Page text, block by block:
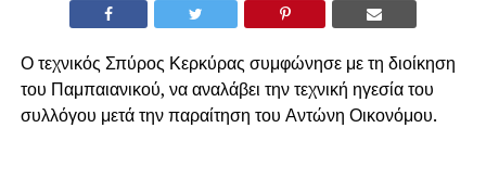
Ο τεχνικός Σπύρος Κερκύρας συμφώνησε με τη διοίκηση
του Παμπαιανικού, να αναλάβει την τεχνική ηγεσία του
συλλόγου μετά την παραίτηση του Αντώνη Οικονόμου.